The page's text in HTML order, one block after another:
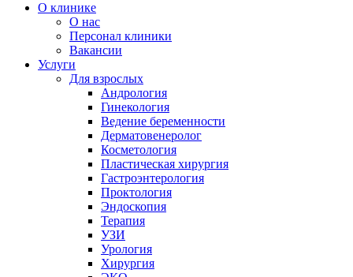
О клинике
О нас
Персонал клиники
Вакансии
Услуги
Для взрослых
Андрология
Гинекология
Ведение беременности
Дерматовенеролог
Косметология
Пластическая хирургия
Гастроэнтерология
Проктология
Эндоскопия
Терапия
УЗИ
Урология
Хирургия